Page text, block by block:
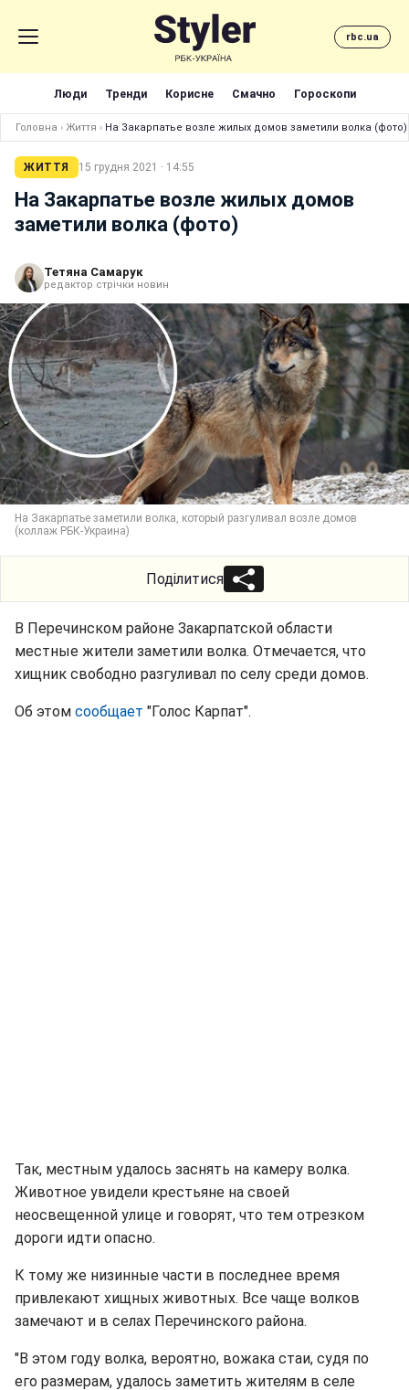
rbc.ua
Люди Тренди Корисне Смачно Гороскопи
Головна › Життя › На Закарпатье возле жилых домов заметили волка (фото)
ЖИТТЯ 15 грудня 2021 · 14:55
На Закарпатье возле жилых домов
заметили волка (фото)
Тетяна Самарук
редактор стрічки новин
На Закарпатье заметили волка, который разгуливал возле домов
(коллаж РБК-Украина)
Поділитися
В Перечинском районе Закарпатской области
местные жители заметили волка. Отмечается, что
хищник свободно разгуливал по селу среди домов.
Об этом сообщает "Голос Карпат".
Так, местным удалось заснять на камеру волка.
Животное увидели крестьяне на своей
неосвещенной улице и говорят, что тем отрезком
дороги идти опасно.
К тому же низинные части в последнее время
привлекают хищных животных. Все чаще волков
замечают и в селах Перечинского района.
"В этом году волка, вероятно, вожака стаи, судя по
его размерам, удалось заметить жителям в селе